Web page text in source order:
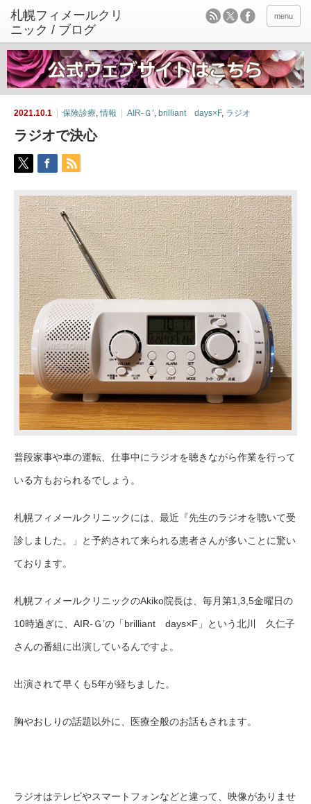
menu
2021.10.1 保険診療,情報 AIR-Ｇ’, brilliant days×F, ラジオ
ラジオで決心
普段家事や車の運転、仕事中にラジオを聴きながら作業を行って
いる方もおられるでしょう。
札幌フィメールクリニックには、最近『先生のラジオを聴いて受
診しました。」と予約されて来られる患者さんが多いことに驚い
ております。
札幌フィメールクリニックのAkiko院長は、毎月第1,3,5金曜日の
10時過ぎに、 AIR-Ｇ’の「brilliant days×F 」という北川 久仁子
さんの番組に出演しているんですよ。
出演されて早くも5年が経ちました。
胸やおしりの話題以外に、医療全般のお話もされます。
ラジオはテレビやスマートフォンなどと違って、映像がありませ